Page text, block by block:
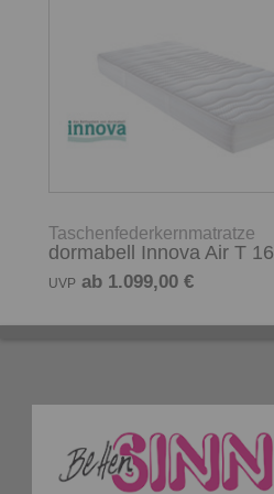
Taschenfederkernmatratze
dormabell Innova Air T 16
UVP ab 1.099,00 €